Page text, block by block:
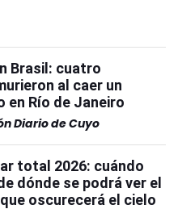
Brasil: cuatro
al caer un
en Río de Janeiro
Diario de Cuyo
total 2026: cuándo
dónde se podrá ver el
oscurecerá el cielo